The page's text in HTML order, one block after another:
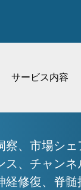
サービス内容
、市場シ
ス、チャン
修復、脊